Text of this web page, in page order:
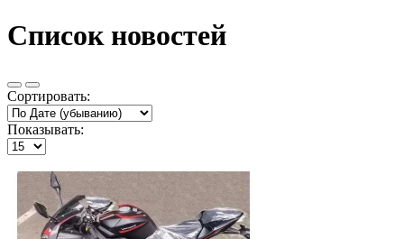
Список новостей
Сортировать:
Показывать: